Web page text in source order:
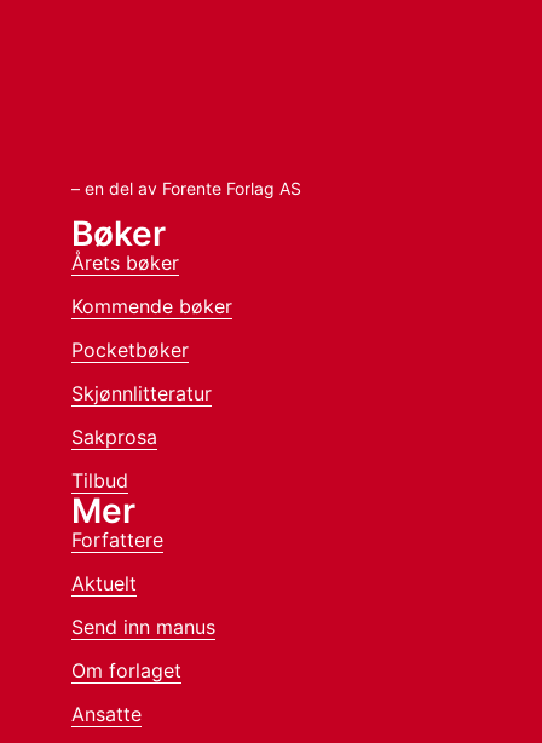
– en del av Forente Forlag AS
Bøker
Årets bøker
Kommende bøker
Pocketbøker
Skjønnlitteratur
Sakprosa
Tilbud
Mer
Forfattere
Aktuelt
Send inn manus
Om forlaget
Ansatte